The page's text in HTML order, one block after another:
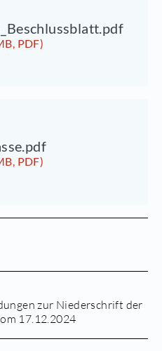
PDF)
PDF)
zur Niederschrift der
17.12.2024